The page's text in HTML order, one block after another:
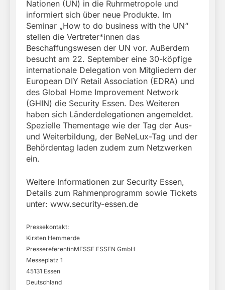
Nationen (UN) in die Ruhrmetropole und
informiert sich über neue Produkte. Im
Seminar „How to do business with the UN“
stellen die Vertreter*innen das
Beschaffungswesen der UN vor. Außerdem
besucht am 22. September eine 30-köpfige
internationale Delegation von Mitgliedern der
European DIY Retail Association (EDRA) und
des Global Home Improvement Network
(GHIN) die Security Essen. Des Weiteren
haben sich Länderdelegationen angemeldet.
Spezielle Thementage wie der Tag der Aus-
und Weiterbildung, der BeNeLux-Tag und der
Behördentag laden zudem zum Netzwerken
ein.
Weitere Informationen zur Security Essen,
Details zum Rahmenprogramm sowie Tickets
unter: www.security-essen.de
Pressekontakt:
Kirsten Hemmerde
PressereferentinMESSE ESSEN GmbH
Messeplatz 1
45131 Essen
Deutschland